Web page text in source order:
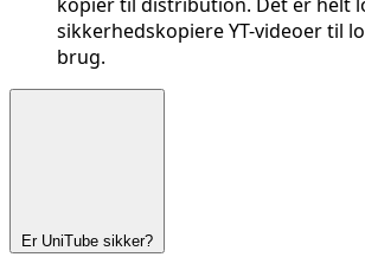
sikkerhedskopiere YT-videoer til
brug.
Er UniTube sikker?